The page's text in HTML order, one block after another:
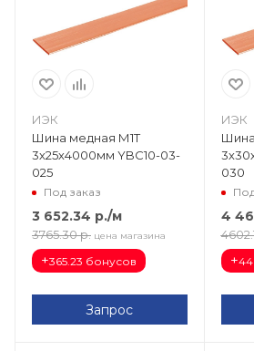
ИЭК
Шина медная М1Т
3х25х4000мм YBC10-03-
025
Под заказ
3 652.34 р./м
3765.30 р. цена магазина
+365.23 бонусов
Запрос
ИЭК
030
4
+